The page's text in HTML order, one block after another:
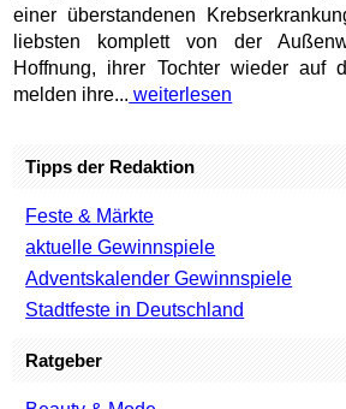
einer überstandenen
liebsten komplett von der
Hoffnung, ihrer Tochter wieder auf
melden ihre... weiterlesen
Tipps der Redaktion
Feste & Märkte
aktuelle Gewinnspiele
Adventskalender Gewinnspiele
Stadtfeste in Deutschland
Ratgeber